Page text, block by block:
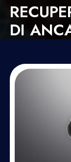
DI